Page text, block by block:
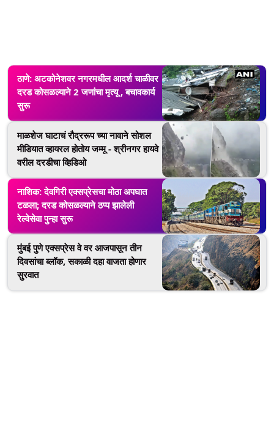
ठाणे: अटकोनेशवर नगरमधील आदर्श चाळीवर
दरड कोसळल्याने 2 जणांचा मृत्यू , बचावकार्य
सुरू
माळशेज घाटाचं रौद्ररूप च्या नावाने सोशल
मीडियात व्हायरल होतोय जम्मू - श्रीनगर हायवे
वरील दरडीचा व्हिडिओ
नाशिक: देवगिरी एक्सप्रेसचा मोठा अपघात
टळला; दरड कोसळल्याने ठप्प झालेली
रेल्वेसेवा पुन्हा सुरू
मुंबई पुणे एक्सप्रेस वे वर आजपासून तीन
दिवसांचा ब्लॉक, सकाळी दहा वाजता होणार
सुरवात